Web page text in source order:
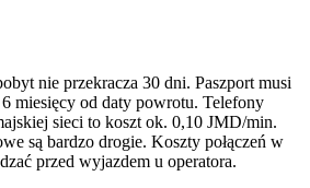
nie przekracza 30 dni. Paszport musi
miesięcy od daty powrotu. Telefony
sieci to koszt ok. 0,10 JMD/min.
są bardzo drogie. Koszty połączeń w
przed wyjazdem u operatora.